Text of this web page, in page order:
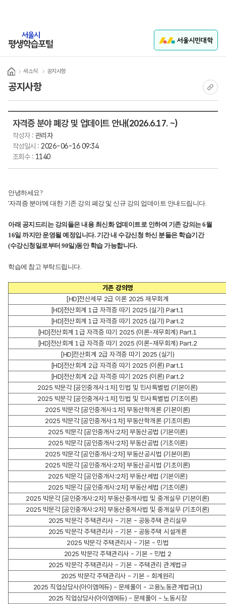
Home
새소식 공지사항
공지사항 현재
자격증 분야 폐강 및 업데이트 안내(2026.6.17. ~)
작성자 : 관리자
작성일시 : 2026-06-16 09:34
조회수 : 1140
안녕하세요?
'자격증 분야'에 대한 기존 강의 폐강 및 신규 강의 업데이트 안내드립니다.
아래 공지드리는 강의들은 내용 최신화 업데이트로 인하여 기존 강의는 6월
16일 까지만 운영될 예정입니다. 기간 내 수강신청 하신 분들은 학습기간
(수강신청일로부터 90일)동안 학습 가능합니다.
학습에 참고 부탁드립니다.
기존 강의명
[HD]전산세무 2급 이론 2025 재무회계
[HD]전산회계 1급 자격증 따기 2025 (실기) Part.1
[HD]전산회계 1급 자격증 따기 2025 (실기) Part.2
[HD]전산회계 1급 자격증 따기 2025 (이론-재무회계) Part.1
[HD]전산회계 1급 자격증 따기 2025 (이론-재무회계) Part.2
[HD]전산회계 2급 자격증 따기 2025 (실기)
[HD]전산회계 2급 자격증 따기 2025 (이론) Part.1
[HD]전산회계 2급 자격증 따기 2025 (이론) Part.2
2025 박문각 [공인중개사:1차] 민법 및 민사특별법 (기본이론)
2025 박문각 [공인중개사:1차] 민법 및 민사특별법 (기초이론)
2025 박문각 [공인중개사:1차] 부동산학개론 (기본이론)
2025 박문각 [공인중개사:1차] 부동산학개론 (기초이론)
2025 박문각 [공인중개사:2차] 부동산공법 (기본이론)
2025 박문각 [공인중개사:2차] 부동산공법 (기초이론)
2025 박문각 [공인중개사:2차] 부동산공시법 (기본이론)
2025 박문각 [공인중개사:2차] 부동산공시법 (기초이론)
2025 박문각 [공인중개사:2차] 부동산세법 (기본이론)
2025 박문각 [공인중개사:2차] 부동산세법 (기초이론)
2025 박문각 [공인중개사:2차] 부동산중개사법 및 중개실무 (기본이론)
2025 박문각 [공인중개사:2차] 부동산중개사법 및 중개실무 (기초이론)
2025 박문각 주택관리사 - 기본 - 공동주택 관리실무
2025 박문각 주택관리사 - 기본 - 공동주택 시설개론
2025 박문각 주택관리사 - 기본 - 민법
2025 박문각 주택관리사 - 기본 - 민법 2
2025 박문각 주택관리사 - 기본 - 주택관리 관계법규
2025 박문각 주택관리사 - 기본 - 회계원리
2025 직업상담사(아이엠에듀) - 문제풀이 - 고용노동관계법규(1)
2025 직업상담사(아이엠에듀) - 문제풀이 - 노동시장